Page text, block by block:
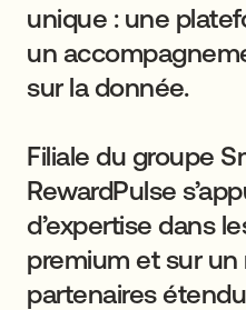
unique : une
un
sur la donnée.
Filiale du groupe
RewardPulse
d’expertise dans
premium et sur un
partenaires étendu